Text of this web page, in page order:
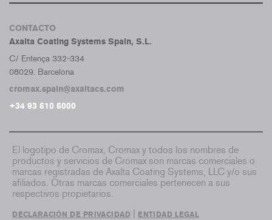
CONTACTO
Axalta Coating Systems Spain, S.L.
C/ Entença 332-334
08029. Barcelona
cromax.spain@axaltacs.com
+34 93 610 6000
El logotipo de Cromax, Cromax y todos los nombres de
productos y servicios de Cromax son marcas comerciales o
marcas registradas de Axalta Coating Systems, LLC y/o sus
afiliados. Otras marcas comerciales pertenecen a sus
respectivos propietarios.
DECLARACIÓN DE PRIVACIDAD ENTIDAD LEGAL